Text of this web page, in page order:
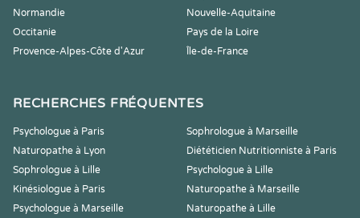
Normandie
Nouvelle-Aquitaine
Occitanie
Pays de la Loire
Provence-Alpes-Côte d'Azur
Île-de-France
RECHERCHES FRÉQUENTES
Psychologue à Paris
Sophrologue à Marseille
Naturopathe à Lyon
Diététicien Nutritionniste à Paris
Sophrologue à Lille
Psychologue à Lille
Kinésiologue à Paris
Naturopathe à Marseille
Psychologue à Marseille
Naturopathe à Lille